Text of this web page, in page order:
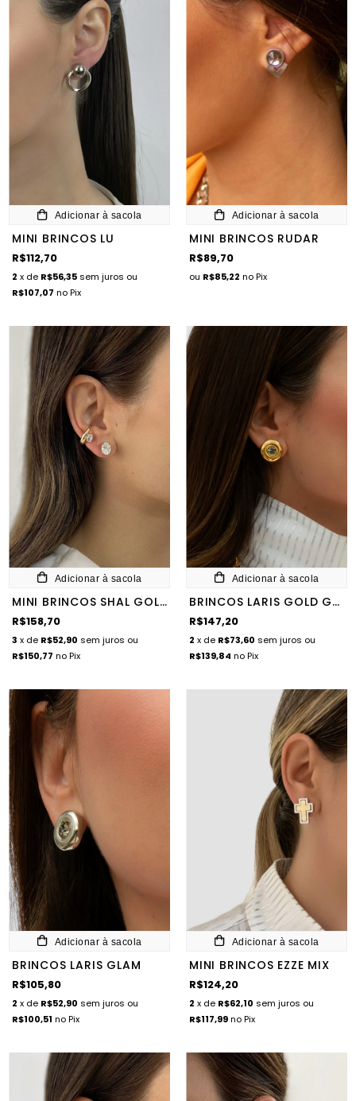
Adicionar à sacola
MINI BRINCOS LU
R$112,70
2 x de R$56,35 sem juros ou
R$107,07 no Pix
Adicionar à sacola
MINI BRINCOS RUDAR
R$89,70
ou R$85,22 no Pix
Adicionar à sacola
MINI BRINCOS SHAL GOLD
R$158,70
3 x de R$52,90 sem juros ou
R$150,77 no Pix
Adicionar à sacola
BRINCOS LARIS GOLD GLAM
R$147,20
2 x de R$73,60 sem juros ou
R$139,84 no Pix
Adicionar à sacola
BRINCOS LARIS GLAM
R$105,80
2 x de R$52,90 sem juros ou
R$100,51 no Pix
Adicionar à sacola
MINI BRINCOS EZZE MIX
R$124,20
2 x de R$62,10 sem juros ou
R$117,99no Pix